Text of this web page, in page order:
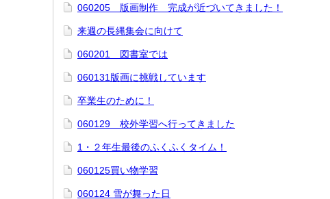
060205 版画制作 完成が近づいてきました！
来週の長縄集会に向けて
060201 図書室では
060131版画に挑戦しています
卒業生のために！
060129 校外学習へ行ってきました
1・２年生最後のふくふくタイム！
060125買い物学習
060124 雪が舞った日